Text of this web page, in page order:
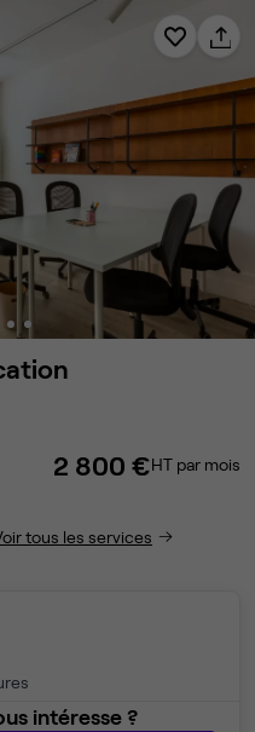
2 800 €HT par mois
tous les services
intéresse ?